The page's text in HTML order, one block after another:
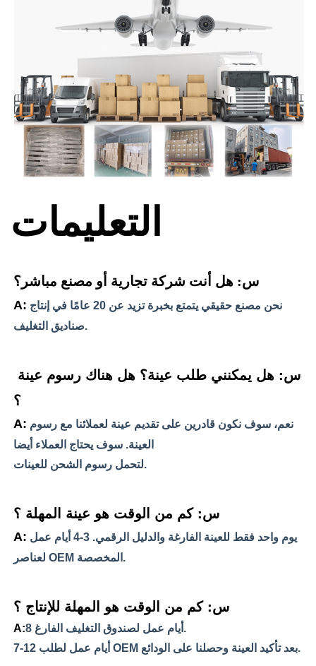
التعليمات
س: هل أنت شركة تجارية أو مصنع مباشر؟
A:
صناديق التغليف.
A:
لتحمل رسوم الشحن للعينات.
س: كم من الوقت هو عينة المهلة ؟
A:
لعناصر OEM المخصصة.
س: كم من الوقت هو المهلة للإنتاج ؟
A:
8 أيام عمل لصندوق التغليف الفارغ.
7-12 أيام عمل لطلب OEM بعد تأكيد العينة وحصلنا على الودائع.